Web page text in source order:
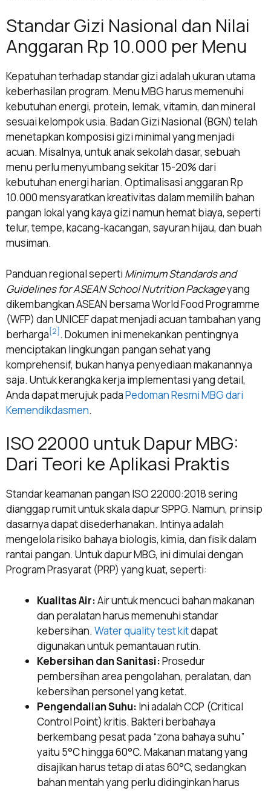
Standar Gizi Nasional dan Nilai
Anggaran Rp 10.000 per Menu
Kepatuhan terhadap standar gizi adalah ukuran utama
keberhasilan program. Menu MBG harus memenuhi
kebutuhan energi, protein, lemak, vitamin, dan mineral
sesuai kelompok usia. Badan Gizi Nasional (BGN) telah
menetapkan komposisi gizi minimal yang menjadi
acuan. Misalnya, untuk anak sekolah dasar, sebuah
menu perlu menyumbang sekitar 15-20% dari
kebutuhan energi harian. Optimalisasi anggaran Rp
10.000 mensyaratkan kreativitas dalam memilih bahan
pangan lokal yang kaya gizi namun hemat biaya, seperti
telur, tempe, kacang-kacangan, sayuran hijau, dan buah
musiman.
Panduan regional seperti Minimum Standards and
Guidelines for ASEAN School Nutrition Packageyang
dikembangkan ASEAN bersama World Food Programme
(WFP) dan UNICEF dapat menjadi acuan tambahan yang
berharga [2]. Dokumen ini menekankan pentingnya
menciptakan lingkungan pangan sehat yang
komprehensif, bukan hanya penyediaan makanannya
saja. Untuk kerangka kerja implementasi yang detail,
Anda dapat merujuk padaPedoman Resmi MBG dari
Kemendikdasmen.
ISO 22000 untuk Dapur MBG:
Dari Teori ke Aplikasi Praktis
Standar keamanan pangan ISO 22000:2018 sering
dianggap rumit untuk skala dapur SPPG. Namun, prinsip
dasarnya dapat disederhanakan. Intinya adalah
mengelola risiko bahaya biologis, kimia, dan fisik dalam
rantai pangan. Untuk dapur MBG, ini dimulai dengan
Program Prasyarat (PRP) yang kuat, seperti:
Kualitas Air:Air untuk mencuci bahan makanan
dan peralatan harus memenuhi standar
kebersihan. Water quality test kitdapat
digunakan untuk pemantauan rutin.
Kebersihan dan Sanitasi:Prosedur
pembersihan area pengolahan, peralatan, dan
kebersihan personel yang ketat.
Pengendalian Suhu: Ini adalah CCP (Critical
Control Point) kritis. Bakteri berbahaya
berkembang pesat pada “zona bahaya suhu”
yaitu 5°C hingga 60°C. Makanan matang yang
disajikan harus tetap di atas 60°C, sedangkan
bahan mentah yang perlu didinginkan harus